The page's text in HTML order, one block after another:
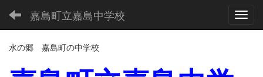
嘉島町立嘉島中学校
水の郷 嘉島町の中学校